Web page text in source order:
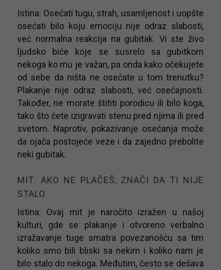
Istina: Osećati tugu, strah, usamljenost i uopšte
osećati bilo koju emociju nije odraz slabosti,
već normalna reakcija na gubitak. Vi ste živo
ljudsko biće koje se susrelo sa gubitkom
nekoga ko mu je važan, pa onda kako očekujete
od sebe da ništa ne osećate u tom trenutku?
Plakanje nije odraz slabosti, već osećajnosti.
Također, ne morate štititi porodicu ili bilo koga,
tako što ćete izigravati stenu pred njima ili pred
svetom. Naprotiv, pokazivanje osećanja može
da ojača postojeće veze i da zajedno prebolite
neki gubitak.
MIT: AKO NE PLAČEŠ, ZNAČI DA TI NIJE
STALO
Istina: Ovaj mit je naročito izražen u našoj
kulturi, gde se plakanje i otvoreno verbalno
izražavanje tuge smatra povezanošću sa tim
koliko smo bili bliski sa nekim i koliko nam je
bilo stalo do nekoga. Međutim, često se dešava